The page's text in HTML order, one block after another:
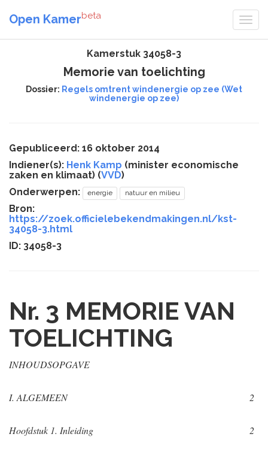
Open Kamerbeta
Kamerstuk 34058-3
Memorie van toelichting
Dossier: Regels omtrent windenergie op zee (Wet
windenergie op zee)
Gepubliceerd: 16 oktober 2014
Indiener(s): Henk Kamp (minister economische
zaken en klimaat) (VVD)
Onderwerpen:
energie natuur en milieu
Bron:
https://zoek.officielebekendmakingen.nl/kst-
34058-3.html
ID: 34058-3
Nr. 3 MEMORIE VAN
TOELICHTING
INHOUDSOPGAVE
I. ALGEMEEN 2
Hoofdstuk 1. Inleiding 2